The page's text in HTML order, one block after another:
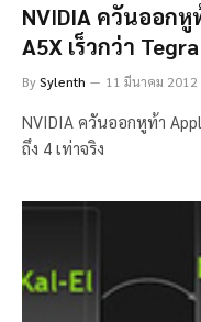
NVIDIA ควันออก
A5X เร็วกว่า
BySylenth 11 มีนาคม 2012
NVIDIA ควันออกหูท้า
ถึง 4 เท่าจริง